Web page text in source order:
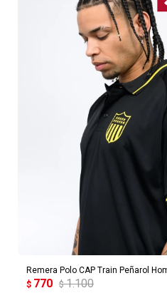
Remera Polo CAP Train Peñarol
$ 770 $ 1.100
AGREGAR AL